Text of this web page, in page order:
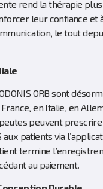
rend la thérapie plus
leur confiance et
le tout
ORB sont
en Italie, en
peuvent
aux patients via
termine
au paiement.